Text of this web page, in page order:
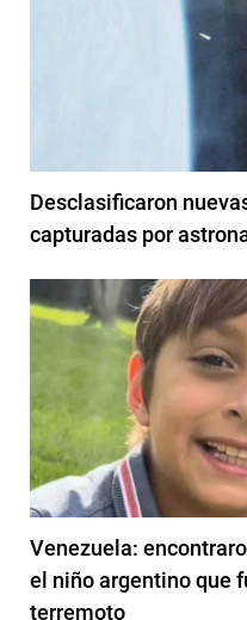
Desclasificaron
capturadas por
Venezuela:
el niño argentino que
terremoto